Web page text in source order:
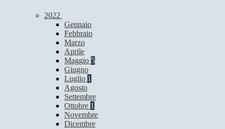
2022
Gennaio
Febbraio
Marzo
Aprile
Maggio 5
Giugno
Luglio 1
Agosto
Settembre
Ottobre 1
Novembre
Dicembre